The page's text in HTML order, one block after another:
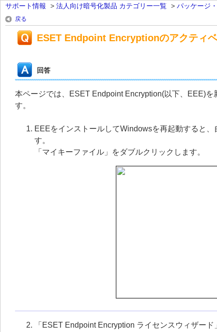
サポート情報 > 法人向け暗号化製品 カテゴリー一覧 > パッケージ
戻る
ESET Endpoint Encryptionのアクティ
回答
本ページでは、ESET Endpoint Encryption(以下、EEE)
す。
EEEをインストールしてWindowsを再起動すると
す。
「マイキーファイル」をダブルクリックします。
「ESET Endpoint Encryption ライセンスウィザー